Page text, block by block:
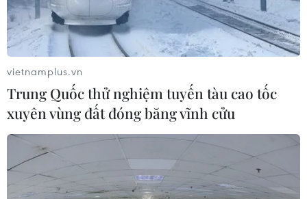
Hầm chứa tên lửa mang đầu đạn hạt nhân của Mỹ. (Nguồn:
Shutterstock)
vietnamplus.vn
Trung Quốc thử nghiệm tuyến tàu cao tốc
xuyên vùng đất đóng băng vĩnh cửu